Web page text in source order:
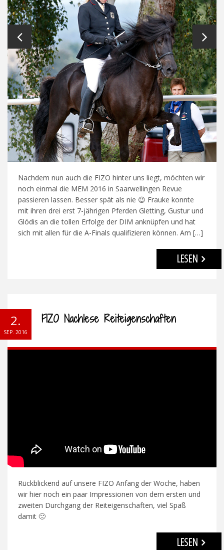
Nachdem nun auch die FIZO hinter uns liegt, möchten wir
noch einmal die MEM 2016 in Saarwellingen Revue
passieren lassen. Besser spät als nie 😉 Frauke konnte
mit ihren drei erst 7-jährigen Pferden Gletting, Gustur und
Glódis an die tollen Erfolge der DIM anknüpfen und hat
sich mit allen für die A-Finals qualifizieren können. Am […]
LESEN
2.
SEP. 2016
FIZO Nachlese Reiteigenschaften
Rückblickend auf unsere FIZO Anfang der Woche, haben
wir hier noch ein paar Impressionen von dem ersten und
zweiten Durchgang der Reiteigenschaften, viel Spaß
damit 🙂
LESEN